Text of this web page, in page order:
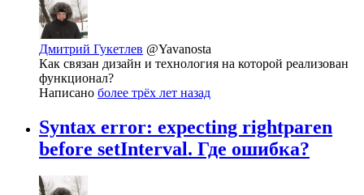
Дмитрий Гукетлев @Yavanosta
Как связан дизайн и технология на которой реализован
функционал?
Написано более трёх лет назад
Syntax error: expecting rightparen
before setInterval. Где ошибка?